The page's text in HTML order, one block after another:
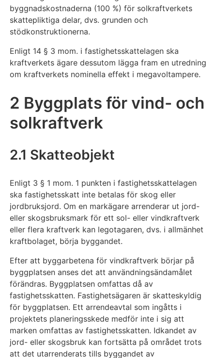
byggnadskostnaderna (100 %) för solkraftverkets
skattepliktiga delar, dvs. grunden och
stödkonstruktionerna.
Enligt 14 § 3 mom. i fastighetsskattelagen ska
kraftverkets ägare dessutom lägga fram en utredning
om kraftverkets nominella effekt i megavoltampere.
2 Byggplats för vind- och
solkraftverk
2.1 Skatteobjekt
Enligt 3 § 1 mom. 1 punkten i fastighetsskattelagen
ska fastighetsskatt inte betalas för skog eller
jordbruksjord. Om en markägare arrenderar ut jord-
eller skogsbruksmark för ett sol- eller vindkraftverk
eller flera kraftverk kan legotagaren, dvs. i allmänhet
kraftbolaget, börja byggandet.
Efter att byggarbetena för vindkraftverk börjar på
byggplatsen anses det att användningsändamålet
förändras. Byggplatsen omfattas då av
fastighetsskatten. Fastighetsägaren är skatteskyldig
för byggplatsen. Ett arrendeavtal som ingåtts i
projektets planeringsskede medför inte i sig att
marken omfattas av fastighetsskatten. Idkandet av
jord- eller skogsbruk kan fortsätta på området trots
att det utarrenderats tills byggandet av